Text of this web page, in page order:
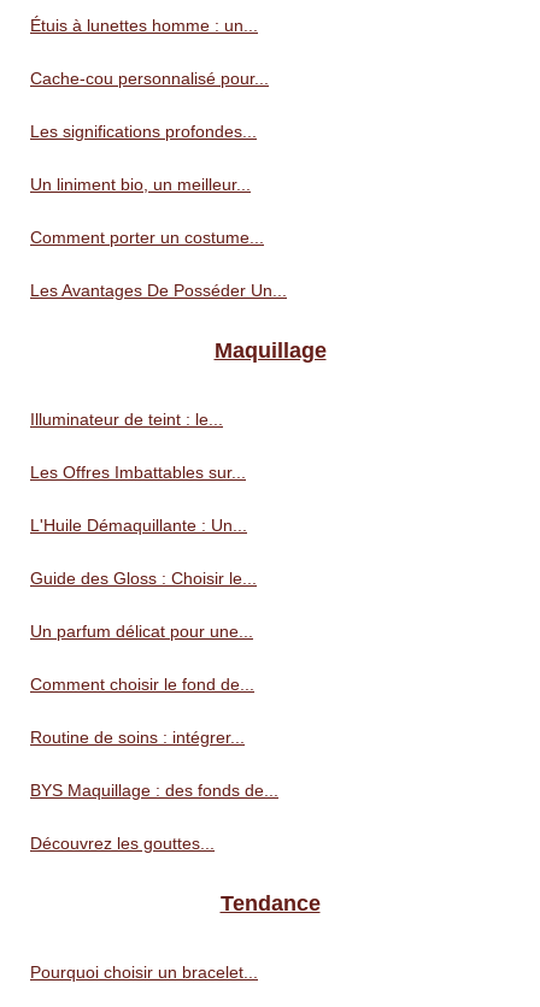
Étuis à lunettes homme : un...
Cache-cou personnalisé pour...
Les significations profondes...
Un liniment bio, un meilleur...
Comment porter un costume...
Les Avantages De Posséder Un...
Maquillage
Illuminateur de teint : le...
Les Offres Imbattables sur...
L'Huile Démaquillante : Un...
Guide des Gloss : Choisir le...
Un parfum délicat pour une...
Comment choisir le fond de...
Routine de soins : intégrer...
BYS Maquillage : des fonds de...
Découvrez les gouttes...
Tendance
Pourquoi choisir un bracelet...